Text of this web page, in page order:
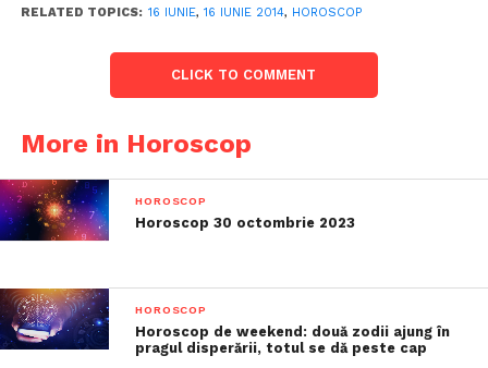
RELATED TOPICS: 16 IUNIE, 16 IUNIE 2014, HOROSCOP
CLICK TO COMMENT
More in Horoscop
HOROSCOP
Horoscop 30 octombrie 2023
HOROSCOP
Horoscop de weekend: două zodii ajung în
pragul disperării, totul se dă peste cap